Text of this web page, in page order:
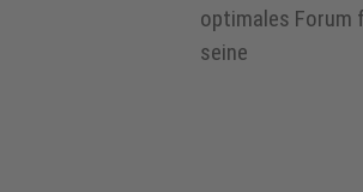
optimales Forum
seine